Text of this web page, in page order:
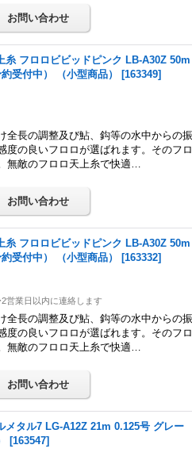
糸 フロロビビッドピンク LB-A30Z
受付中） （小型商品）
[163349]
全長の調整及び鮎、鈎等の水中からの振
度の良いフロロが選ばれます。そのフ
無敵のフロロ天上糸で快適…
糸 フロロビビッドピンク LB-A30Z
受付中） （小型商品）
[163332]
営業日以内に連絡します
全長の調整及び鮎、鈎等の水中からの振
度の良いフロロが選ばれます。そのフ
無敵のフロロ天上糸で快適…
メタル7 LG-A12Z 21m 0.125号 グレー
[163547]